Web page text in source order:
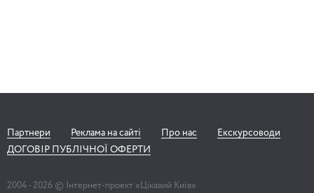
Партнери Реклама на сайті Про нас
Екскурсоводи
ДОГОВІР ПУБЛІЧНОЇ ОФЕРТИ
2004 - 2026 © Інтернет-проект «Цікавий Київ»